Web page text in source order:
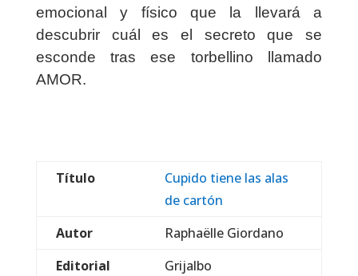
emocional y físico que la llevará a
descubrir cuál es el secreto que se
esconde tras ese torbellino llamado
AMOR.
Título
Cupido tiene las alas
de cartón
Autor
Raphaëlle Giordano
Editorial
Grijalbo